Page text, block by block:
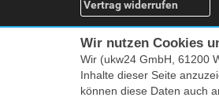
Vertrag widerrufen
Wir nutzen Cookies
Wir (ukw24 GmbH, 61200
Inhalte dieser Seite
können diese Daten auch